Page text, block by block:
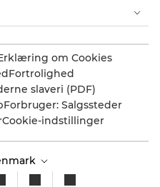
om Cookies
Fortrolighed
slaveri (PDF)
Forbruger: Salgssteder
Cookie-indstillinger